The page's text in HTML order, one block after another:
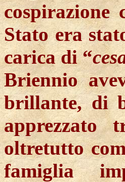
Stato era
carica di “
Briennio
brillante, di
oltretutto
famiglia